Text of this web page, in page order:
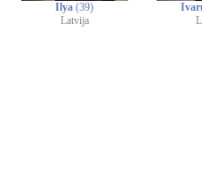
Ilya (39)
Latvija